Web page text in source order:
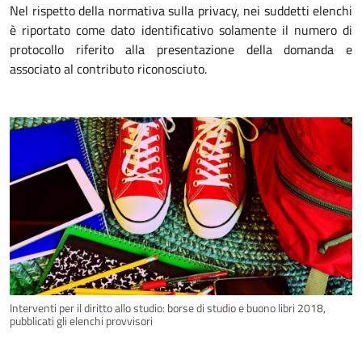
Nel rispetto della normativa sulla privacy, nei suddetti elenchi
è riportato come dato identificativo solamente il numero di
protocollo riferito alla presentazione della domanda e
associato al contributo riconosciuto.
Interventi per il diritto allo studio: borse di studio e buono libri 2018,
pubblicati gli elenchi provvisori